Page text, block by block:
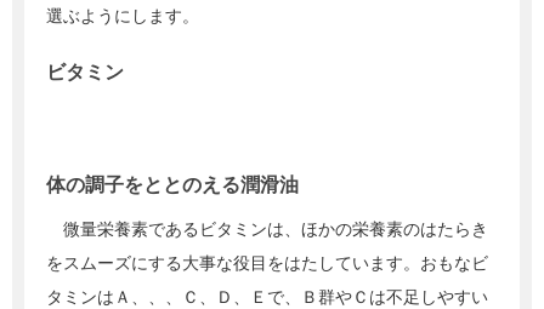
選ぶようにします。
ビタミン
体の調子をととのえる潤滑油
微量栄養素であるビタミンは、ほかの栄養素のはたらき
をスムーズにする大事な役目をはたしています。おもなビ
タミンはＡ、、、Ｃ、Ｄ、Ｅで、Ｂ群やＣは不足しやすい